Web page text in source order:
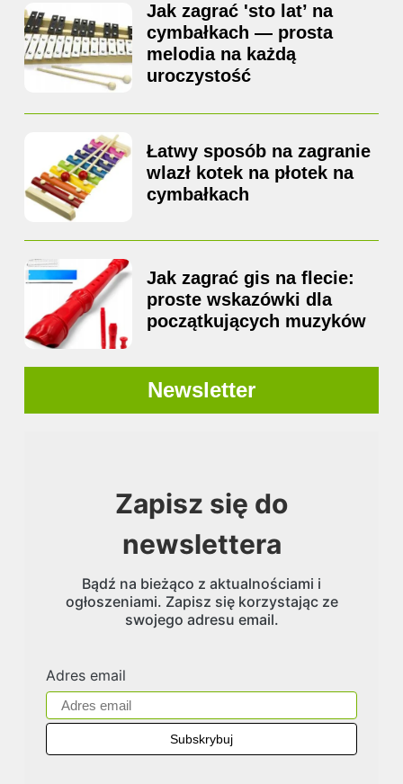
Jak zagrać 'sto lat’ na
cymbałkach — prosta
melodia na każdą
uroczystość
Łatwy sposób na zagranie
wlazł kotek na płotek na
cymbałkach
Jak zagrać gis na flecie:
proste wskazówki dla
początkujących muzyków
Newsletter
Zapisz się do
newslettera
Bądź na bieżąco z aktualnościami i
ogłoszeniami. Zapisz się korzystając ze
swojego adresu email.
Adres email